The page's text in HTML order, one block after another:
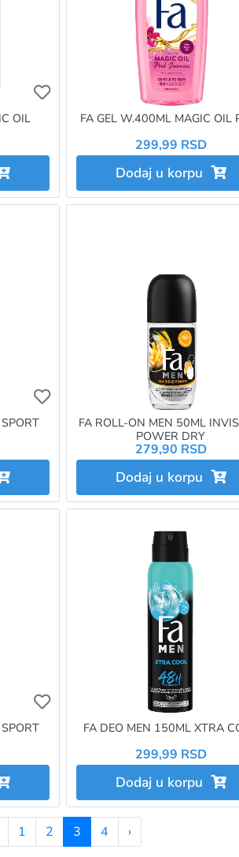
u omiljene morate da budete
Ukoliko želite da dodate
OIL FA GEL W.400ML MAGIC OIL
299,99 RSD
Dodaj u korpu
u omiljene morate da budete
Ukoliko želite da dodate
FA ROLL-ON MEN 50ML
POWER DRY
279,90 RSD
Dodaj u korpu
u omiljene morate da budete
Ukoliko želite da dodate
FA DEO MEN 150ML XTRA
299,99 RSD
Dodaj u korpu
1 2 3 4 ›